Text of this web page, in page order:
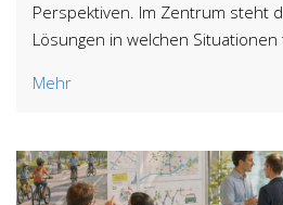
Perspektiven. Im Zentrum steht
Lösungen in welchen
Mehr